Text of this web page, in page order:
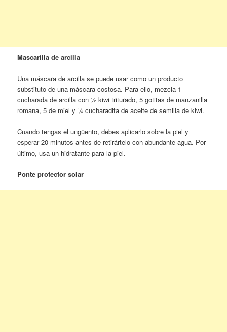
Mascarilla de arcilla
Una máscara de arcilla se puede usar como un producto
substituto de una máscara costosa. Para ello, mezcla 1
cucharada de arcilla con ½ kiwi triturado, 5 gotitas de manzanilla
romana, 5 de miel y ¼ cucharadita de aceite de semilla de kiwi.
Cuando tengas el ungüento, debes aplicarlo sobre la piel y
esperar 20 minutos antes de retirártelo con abundante agua. Por
último, usa un hidratante para la piel.
Ponte protector solar